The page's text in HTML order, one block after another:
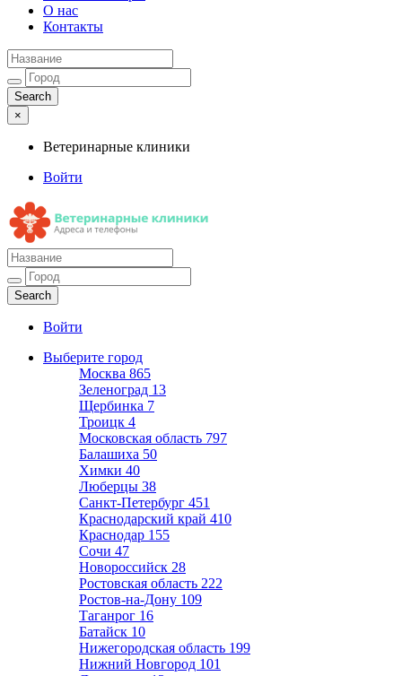
О нас
Контакты
×
Ветеринарные клиники
Войти
Ветеринарные клиники
Адреса и телефоны
Войти
Выберите город
Москва 865
Зеленоград 13
Щербинка 7
Троицк 4
Московская область 797
Балашиха 50
Химки 40
Люберцы 38
Санкт-Петербург 451
Краснодарский край 410
Краснодар 155
Сочи 47
Новороссийск 28
Ростовская область 222
Ростов-на-Дону 109
Таганрог 16
Батайск 10
Нижегородская область 199
Нижний Новгород 101